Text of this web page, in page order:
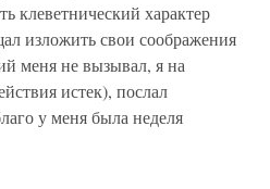
клеветнический характер
изложить свои соображения
меня не вызывал, я на
истек), послал
у меня была неделя